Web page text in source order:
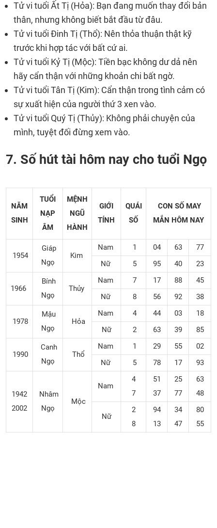
Tử vi tuổi Ất Tị (Hỏa): Bạn đang muốn thay đổi bản
thân, nhưng không biết bắt đầu từ đâu.
Tử vi tuổi Đinh Tị (Thổ): Nên thỏa thuận thật kỹ
trước khi hợp tác với bất cứ ai.
Tử vi tuổi Kỷ Tị (Mộc): Tiền bạc không dư dả nên
hãy cẩn thận với những khoản chi bất ngờ.
Tử vi tuổi Tân Tị (Kim): Cẩn thận trong tình cảm có
sự xuất hiện của người thứ 3 xen vào.
Tử vi tuổi Quý Tị (Thủy): Không phải chuyện của
mình, tuyệt đối đừng xem vào.
7. Số hút tài hôm nay cho tuổi Ngọ
NĂM
SINH
TUỔI
NẠP
ÂM
MỆNH
NGŨ
HÀNH
GIỚI
TÍNH
QUÁI
SỐ
CON SỐ MAY
MẮN HÔM NAY
1954
Giáp
Ngọ
Kim
Nam 1 04 63
77
Nữ
5 95 40 23
1966
Bính
Ngọ
Thủy
Nam 7 17 88
45
Nữ
8 56 92 38
1978
Mậu
Ngọ
Hỏa
Nam 4 44 03
18
Nữ
2 63 39 85
1990
Canh
Ngọ
Thổ
Nam 1 29 55
02
Nữ
5 78 17 93
1942
2002
Nhâm
Ngọ
Mộc
Nam
4
7
51
37
25
77
63
48
Nữ
2
8
94
13
34
47
80
55